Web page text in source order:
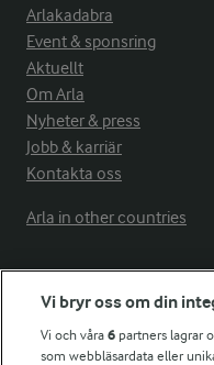
Arlakadabra
Event & sponsring
Aktuellt
Om Arla
Nyheter & press
Jobb & karriär
Kontakta oss
Arla in other countries
Fler Arlasajter
För ägare
Vi bryr oss om din
Vi och våra6 partners lagrar
som webbläsardata eller